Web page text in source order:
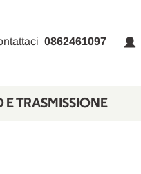
0862461097
E TRASMISSIONE